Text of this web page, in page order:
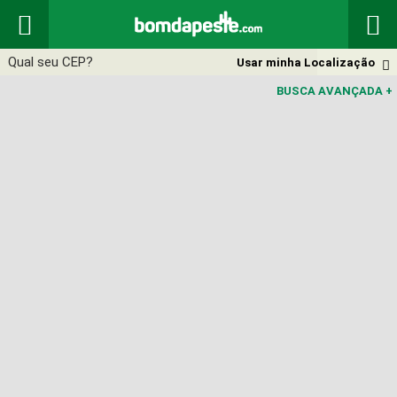
 

Usar minha Localização
BUSCA AVANÇADA +